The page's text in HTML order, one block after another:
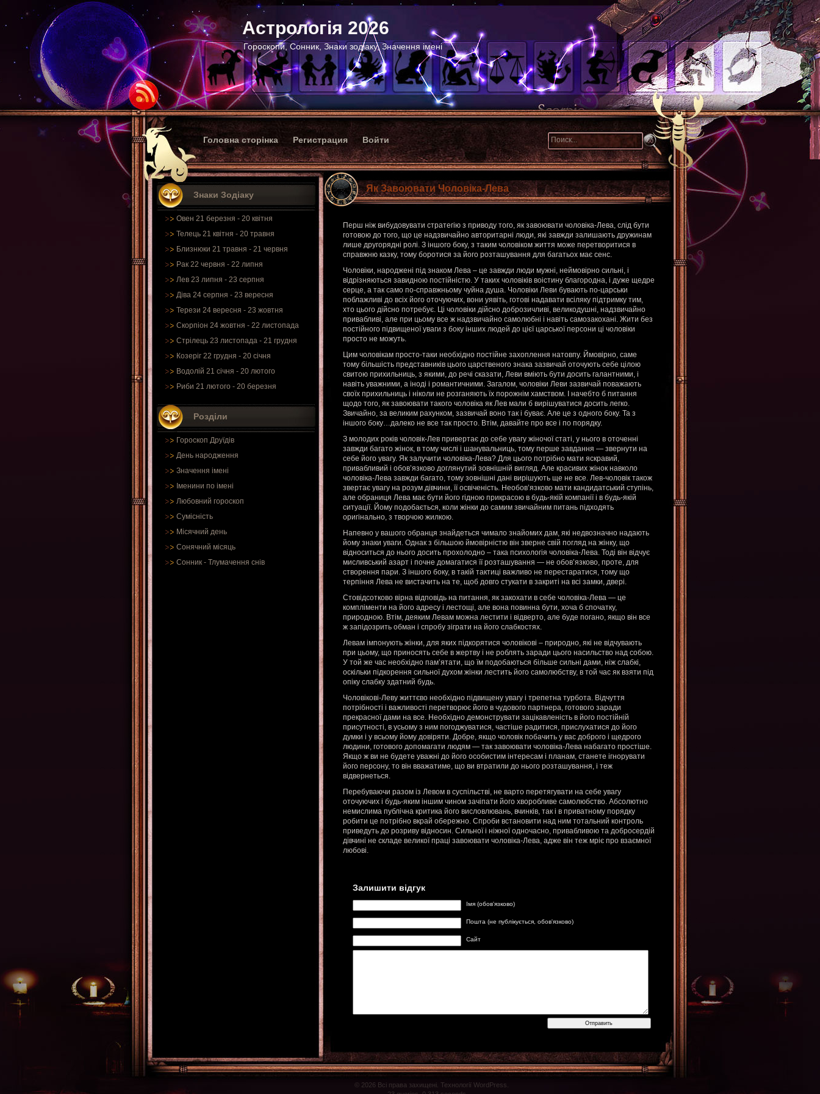
Астрологія 2026
Гороскопи, Сонник, Знаки зодіаку, Значення імені
Головна сторінка Регистрация Войти
Знаки Зодіаку
Овен 21 березня - 20 квітня
Телець 21 квітня - 20 травня
Близнюки 21 травня - 21 червня
Рак 22 червня - 22 липня
Лев 23 липня - 23 серпня
Діва 24 серпня - 23 вересня
Терези 24 вересня - 23 жовтня
Скорпіон 24 жовтня - 22 листопада
Стрілець 23 листопада - 21 грудня
Козеріг 22 грудня - 20 січня
Водолій 21 січня - 20 лютого
Риби 21 лютого - 20 березня
Розділи
Гороскоп Друїдів
День народження
Значення імені
Іменини по імені
Любовний гороскоп
Сумісність
Місячний день
Сонячний місяць
Сонник - Тлумачення снів
Як Завоювати Чоловіка-Лева
Перш ніж вибудовувати стратегію з приводу того, як завоювати чоловіка-Лева, слід бути
готовою до того, що це надзвичайно авторитарні люди, які завжди залишають дружинам
лише другорядні ролі. З іншого боку, з таким чоловіком життя може перетворитися в
справжню казку, тому боротися за його розташування для багатьох має сенс.
Чоловіки, народжені під знаком Лева – це завжди люди мужні, неймовірно сильні, і
відрізняються завидною постійністю. У таких чоловіків воістину благородна, і дуже щедре
серце, а так само по-справжньому чуйна душа. Чоловіки Леви бувають по-царськи
поблажливі до всіх його оточуючих, вони уявіть, готові надавати всіляку підтримку тим,
хто цього дійсно потребує. Ці чоловіки дійсно доброзичливі, великодушні, надзвичайно
привабливі, але при цьому все ж надзвичайно самолюбні і навіть самозакохані. Жити без
постійного підвищеної уваги з боку інших людей до цієї царської персони ці чоловіки
просто не можуть.
Цим чоловікам просто-таки необхідно постійне захоплення натовпу. Ймовірно, саме
тому більшість представників цього царственого знака зазвичай оточують себе цілою
свитою прихильниць, з якими, до речі сказати, Леви вміють бути досить галантними, і
навіть уважними, а іноді і романтичними. Загалом, чоловіки Леви зазвичай поважають
своїх прихильниць і ніколи не розганяють їх порожнім хамством. І начебто б питання
щодо того, як завоювати такого чоловіка як Лев мали б вирішуватися досить легко.
Звичайно, за великим рахунком, зазвичай воно так і буває. Але це з одного боку. Та з
іншого боку…далеко не все так просто. Втім, давайте про все і по порядку.
З молодих років чоловік-Лев привертає до себе увагу жіночої статі, у нього в оточенні
завжди багато жінок, в тому числі і шанувальниць, тому перше завдання — звернути на
себе його увагу. Як залучити чоловіка-Лева? Для цього потрібно мати яскравий,
привабливий і обов’язково доглянутий зовнішній вигляд. Але красивих жінок навколо
чоловіка-Лева завжди багато, тому зовнішні дані вирішують ще не все. Лев-чоловік також
звертає увагу на розум дівчини, її освіченість. Необов’язково мати кандидатський ступінь,
але обраниця Лева має бути його гідною прикрасою в будь-якій компанії і в будь-якій
ситуації. Йому подобається, коли жінки до самим звичайним питань підходять
оригінально, з творчою жилкою.
Напевно у вашого обранця знайдеться чимало знайомих дам, які недвозначно надають
йому знаки уваги. Однак з більшою ймовірністю він зверне свій погляд на жінку, що
відноситься до нього досить прохолодно – така психологія чоловіка-Лева. Тоді він відчує
мисливський азарт і почне домагатися її розташування — не обов’язково, проте, для
створення пари. З іншого боку, в такій тактиці важливо не перестаратися, тому що
терпіння Лева не вистачить на те, щоб довго стукати в закриті на всі замки, двері.
Стовідсотково вірна відповідь на питання, як закохати в себе чоловіка-Лева — це
компліменти на його адресу і лестощі, але вона повинна бути, хоча б спочатку,
природною. Втім, деяким Левам можна лестити і відверто, але буде погано, якщо він все
ж запідозрить обман і спробу зіграти на його слабкостях.
Левам імпонують жінки, для яких підкорятися чоловікові – природно, які не відчувають
при цьому, що приносять себе в жертву і не роблять заради цього насильство над собою.
У той же час необхідно пам’ятати, що їм подобаються більше сильні дами, ніж слабкі,
оскільки підкорення сильної духом жінки лестить його самолюбству, в той час як взяти під
опіку слабку здатний будь.
Чоловікові-Леву життєво необхідно підвищену увагу і трепетна турбота. Відчуття
потрібності і важливості перетворює його в чудового партнера, готового заради
прекрасної дами на все. Необхідно демонструвати зацікавленість в його постійній
присутності, в усьому з ним погоджуватися, частіше радитися, прислухатися до його
думки і у всьому йому довіряти. Добре, якщо чоловік побачить у вас доброго і щедрого
людини, готового допомагати людям — так завоювати чоловіка-Лева набагато простіше.
Якщо ж ви не будете уважні до його особистим інтересам і планам, станете ігнорувати
його персону, то він вважатиме, що ви втратили до нього розташування, і теж
відвернеться.
Перебуваючи разом із Левом в суспільстві, не варто перетягувати на себе увагу
оточуючих і будь-яким іншим чином зачіпати його хворобливе самолюбство. Абсолютно
немислима публічна критика його висловлювань, вчинків, так і в приватному порядку
робити це потрібно вкрай обережно. Спроби встановити над ним тотальний контроль
приведуть до розриву відносин. Сильної і ніжної одночасно, привабливою та добросердій
дівчині не складе великої праці завоювати чоловіка-Лева, адже він теж мріє про взаємної
любові.
Залишити відгук
Імя (обов'язково)
Пошта (не публікується, обов'язково)
Сайт
© 2026 Всі права захищені. Технології WordPress.